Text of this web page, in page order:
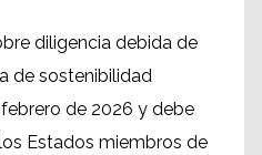
diligencia debida de
de sostenibilidad
de 2026 y debe
Estados miembros de